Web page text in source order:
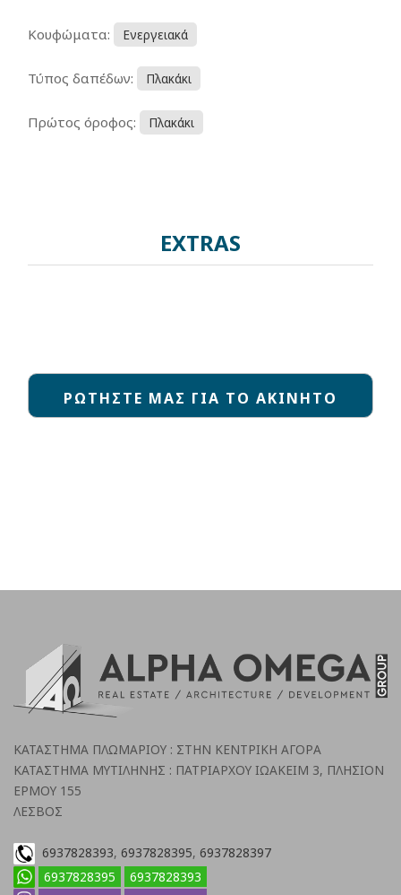
Κουφώματα: Ενεργειακά
Τύπος δαπέδων: Πλακάκι
Πρώτος όροφος: Πλακάκι
EXTRAS
ΡΩΤΗΣΤΕ ΜΑΣ ΓΙΑ ΤΟ ΑΚΙΝΗΤΟ
ΚΑΤΑΣΤΗΜΑ ΠΛΩΜΑΡΙΟΥ : ΣΤΗΝ ΚΕΝΤΡΙΚΗ ΑΓΟΡΑ
ΚΑΤΑΣΤΗΜΑ ΜΥΤΙΛΗΝΗΣ : ΠΑΤΡΙΑΡΧΟΥ ΙΩΑΚΕΙΜ 3, ΠΛΗΣΙΟΝ
ΕΡΜΟΥ 155
ΛΕΣΒΟΣ
6937828393, 6937828395, 6937828397
6937828395
6937828393